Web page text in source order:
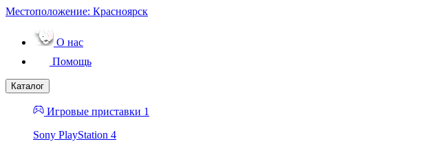
Местоположение: Красноярск
О нас
Помощь
Каталог
Игровые приставки 1
Sony PlayStation 4